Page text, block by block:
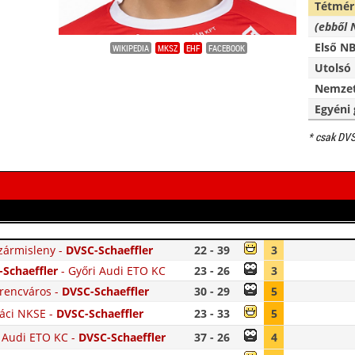
WIKIPEDIA MKSZ EHF FACEBOOK
(ebből
Első
Utolsó
Egyéni
* csak
- DVSC-Schaeffler 22 - 39
3
Schaeffler - Győri Audi ETO KC 23 - 26
3
- DVSC-Schaeffler 30 - 29
5
NKSE - DVSC-Schaeffler 23 - 33
5
ETO KC - DVSC-Schaeffler 37 - 26
4